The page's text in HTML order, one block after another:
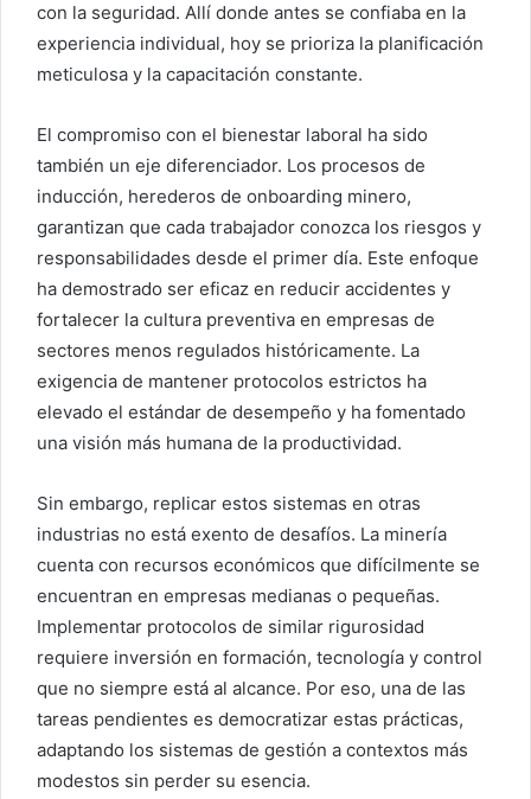
con la seguridad. Allí donde antes se confiaba en la
experiencia individual, hoy se prioriza la planificación
meticulosa y la capacitación constante.
El compromiso con el bienestar laboral ha sido
también un eje diferenciador. Los procesos de
inducción, herederos de onboarding minero,
garantizan que cada trabajador conozca los riesgos y
responsabilidades desde el primer día. Este enfoque
ha demostrado ser eficaz en reducir accidentes y
fortalecer la cultura preventiva en empresas de
sectores menos regulados históricamente. La
exigencia de mantener protocolos estrictos ha
elevado el estándar de desempeño y ha fomentado
una visión más humana de la productividad.
Sin embargo, replicar estos sistemas en otras
industrias no está exento de desafíos. La minería
cuenta con recursos económicos que difícilmente se
encuentran en empresas medianas o pequeñas.
Implementar protocolos de similar rigurosidad
requiere inversión en formación, tecnología y control
que no siempre está al alcance. Por eso, una de las
tareas pendientes es democratizar estas prácticas,
adaptando los sistemas de gestión a contextos más
modestos sin perder su esencia.